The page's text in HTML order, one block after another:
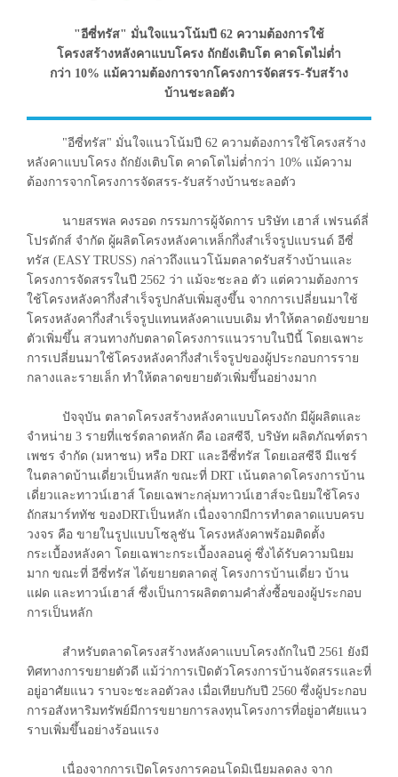
"อีซี่ทรัส" มั่นใจแนวโน้มปี 62 ความต้องการใช้
โครงสร้างหลังคาแบบโครง ถักยังเติบโต คาดโตไม่ต่ำ
กว่า 10% แม้ความต้องการจากโครงการจัดสรร-รับสร้าง
บ้านชะลอตัว
"อีซี่ทรัส" มั่นใจแนวโน้มปี 62 ความต้องการใช้โครงสร้าง
หลังคาแบบโครง ถักยังเติบโต คาดโตไม่ต่ำกว่า 10% แม้ความ
ต้องการจากโครงการจัดสรร-รับสร้างบ้านชะลอตัว
นายสรพล คงรอด กรรมการผู้จัดการ บริษัท เฮาส์ เฟรนด์ลี่
โปรดักส์ จำกัด ผู้ผลิตโครงหลังคาเหล็กกึ่งสำเร็จรูปแบรนด์ อีซี่
ทรัส (EASY TRUSS) กล่าวถึงแนวโน้มตลาดรับสร้างบ้านและ
โครงการจัดสรรในปี 2562 ว่า แม้จะชะลอ ตัว แต่ความต้องการ
ใช้โครงหลังคากึ่งสำเร็จรูปกลับเพิ่มสูงขึ้น จากการเปลี่ยนมาใช้
โครงหลังคากึ่งสำเร็จรูปแทนหลังคาแบบเดิม ทำให้ตลาดยังขยาย
ตัวเพิ่มขึ้น สวนทางกับตลาดโครงการแนวราบในปีนี้ โดยเฉพาะ
การเปลี่ยนมาใช้โครงหลังคากึ่งสำเร็จรูปของผู้ประกอบการราย
กลางและรายเล็ก ทำให้ตลาดขยายตัวเพิ่มขึ้นอย่างมาก
ปัจจุบัน ตลาดโครงสร้างหลังคาแบบโครงถัก มีผู้ผลิตและ
จำหน่าย 3 รายที่แชร์ตลาดหลัก คือ เอสซีจี, บริษัท ผลิตภัณฑ์ตรา
เพชร จำกัด (มหาชน) หรือ DRT และอีซี่ทรัส โดยเอสซีจี มีแชร์
ในตลาดบ้านเดี่ยวเป็นหลัก ขณะที่ DRT เน้นตลาดโครงการบ้าน
เดี่ยวและทาวน์เฮาส์ โดยเฉพาะกลุ่มทาวน์เฮาส์จะนิยมใช้โครง
ถักสมาร์ททัช ของDRTเป็นหลัก เนื่องจากมีการทำตลาดแบบครบ
วงจร คือ ขายในรูปแบบโซลูชัน โครงหลังคาพร้อมติดตั้ง
กระเบื้องหลังคา โดยเฉพาะกระเบื้องลอนคู่ ซึ่งได้รับความนิยม
มาก ขณะที่ อีซี่ทรัส ได้ขยายตลาดสู่ โครงการบ้านเดี่ยว บ้าน
แฝด และทาวน์เฮาส์ ซึ่งเป็นการผลิตตามคำสั่งซื้อของผู้ประกอบ
การเป็นหลัก
สำหรับตลาดโครงสร้างหลังคาแบบโครงถักในปี 2561 ยังมี
ทิศทางการขยายตัวดี แม้ว่าการเปิดตัวโครงการบ้านจัดสรรและที่
อยู่อาศัยแนว ราบจะชะลอตัวลง เมื่อเทียบกับปี 2560 ซึ่งผู้ประกอบ
การอสังหาริมทรัพย์มีการขยายการลงทุนโครงการที่อยู่อาศัยแนว
ราบเพิ่มขึ้นอย่างร้อนแรง
เนื่องจากการเปิดโครงการคอนโดมิเนียมลดลง จาก